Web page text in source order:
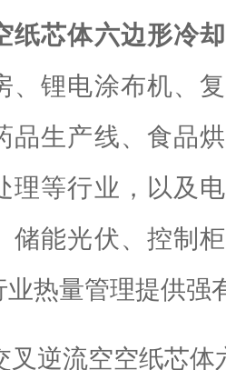
纸芯体六边形冷
、锂电涂布机、
品生产线、食品
理等行业，以及
储能光伏、控制
热量管理提供强